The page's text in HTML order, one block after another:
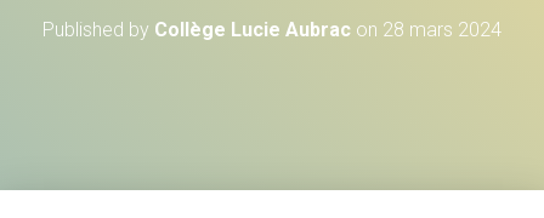
Published by Collège Lucie Aubrac on 28 mars 2024